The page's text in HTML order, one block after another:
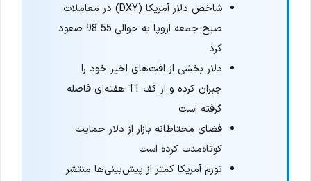
شاخص دلار آمریکا (DXY) در معاملات
صبح جمعه اروپا به حوالی 98.55 صعود
کرد
دلار بخشی از افت‌های اخیر خود را
جبران کرده و از کف 11 هفته‌ای فاصله
گرفته است
فضای محتاطانه بازار از دلار حمایت
کوتاه‌مدت کرده است
تورم آمریکا کمتر از پیش‌بینی‌ها منتشر